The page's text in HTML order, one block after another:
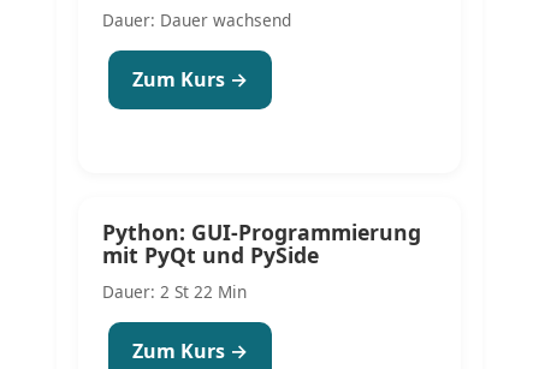
Dauer: Dauer wachsend
Zum Kurs →
Python: GUI-Programmierung
mit PyQt und PySide
Dauer: 2 St 22 Min
Zum Kurs →